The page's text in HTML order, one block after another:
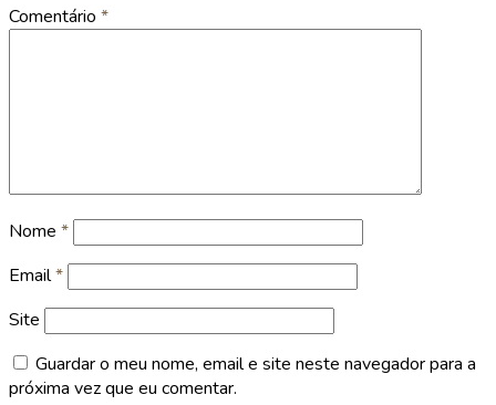
Comentário *
Nome *
Email*
Site
Guardar o meu nome, email e site neste navegador para a
próxima vez que eu comentar.